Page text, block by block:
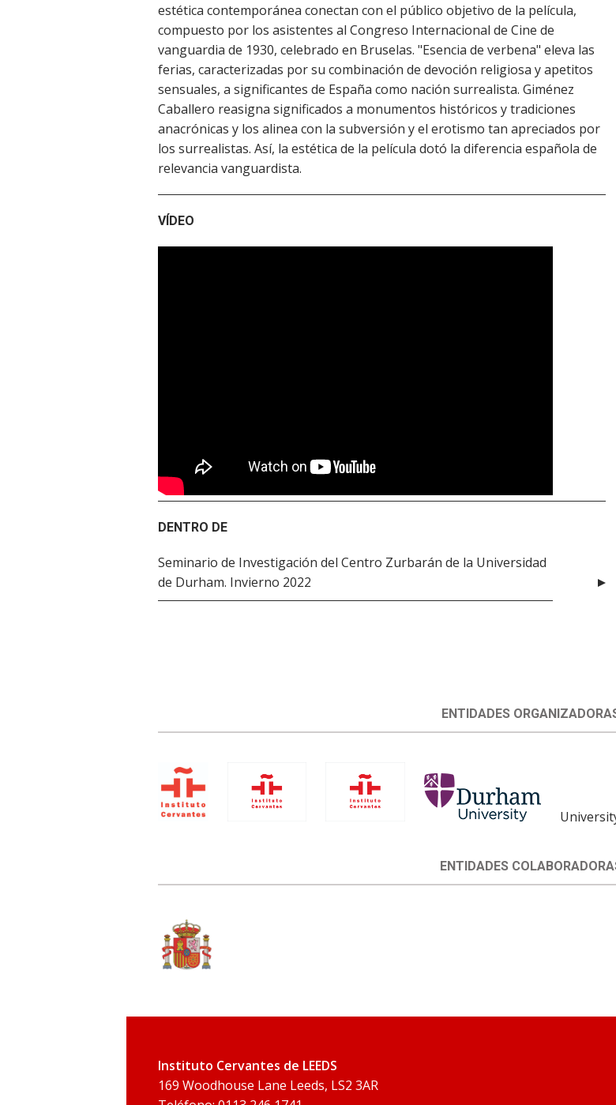
estética contemporánea conectan con el público objetivo de la película,
compuesto por los asistentes al Congreso Internacional de Cine de
vanguardia de 1930, celebrado en Bruselas. "Esencia de verbena" eleva las
ferias, caracterizadas por su combinación de devoción religiosa y apetitos
sensuales, a significantes de España como nación surrealista. Giménez
Caballero reasigna significados a monumentos históricos y tradiciones
anacrónicas y los alinea con la subversión y el erotismo tan apreciados por
los surrealistas. Así, la estética de la película dotó la diferencia española de
relevancia vanguardista.
VÍDEO
DENTRO DE
Seminario de Investigación del Centro Zurbarán de la Universidad
de Durham. Invierno 2022
ENTIDADES
ENTIDADES
Instituto Cervantes de LEEDS
169 Woodhouse Lane Leeds, LS2 3AR